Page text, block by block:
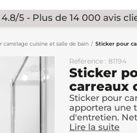
4.8/5 - Plus de 14 000 avis
carrelage cuisine et salle de bain Sticker pour
Référence : 81194
Sticker
carreaux
Sticker pour
apportera une
d'entretien.
Lire la suite